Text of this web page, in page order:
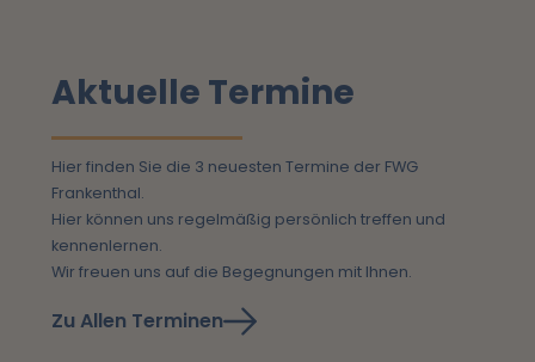
Aktuelle Termine
Hier finden Sie die 3 neuesten Termine der FWG
Frankenthal.
Hier können uns regelmäßig persönlich treffen und
kennenlernen.
Wir freuen uns auf die Begegnungen mit Ihnen.
Zu Allen Terminen